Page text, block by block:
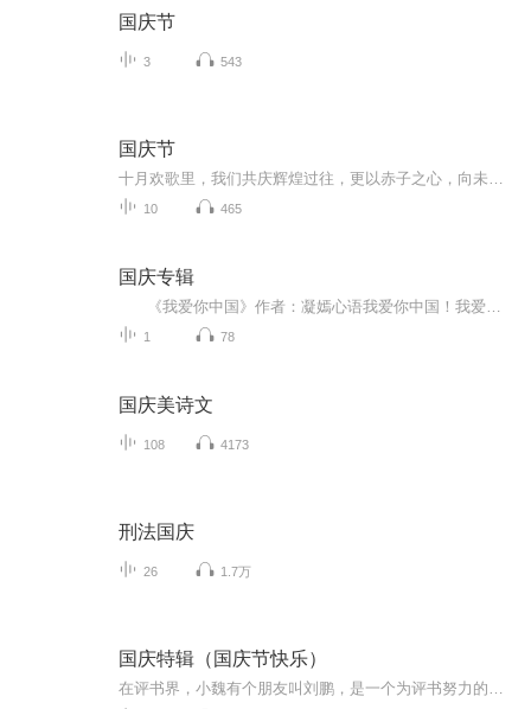
国庆节
3 543
国庆节
10 465
国庆专辑
1 78
国庆美诗文
108 4173
刑法国庆
26 1.7万
国庆特辑（国庆节快乐）